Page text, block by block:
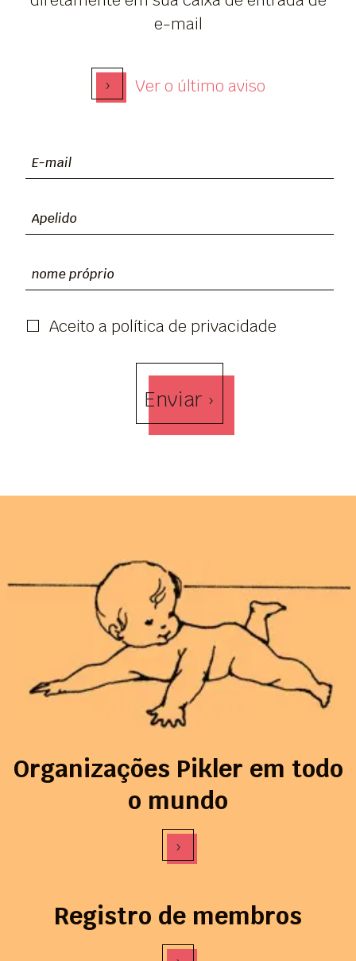
e-mail
› Ver o último aviso
Aceito a política de privacidade
Enviar ›
Organizações Pikler em todo
o mundo
›
Registro de membros